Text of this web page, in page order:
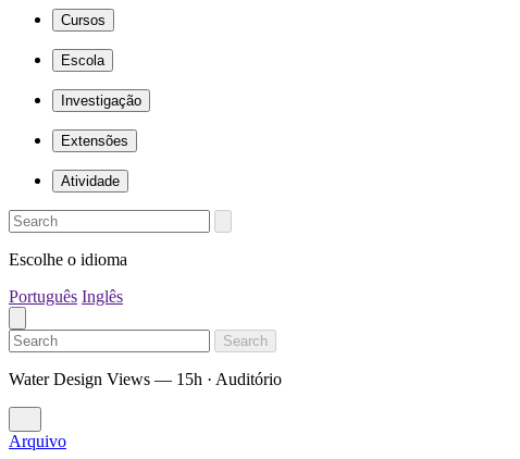
Cursos
Escola
Investigação
Extensões
Atividade
Escolhe o idioma
Português Inglês
Search
Water Design Views — 15h · Auditório
Arquivo